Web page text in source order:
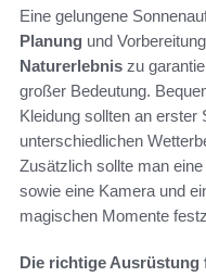
Eine gelungene
Planung und
Naturerlebnis zu
großer Bedeutung.
Kleidung sollten an erster
unterschiedlichen
Zusätzlich sollte man
sowie eine Kamera und
magischen Momente
Die richtige